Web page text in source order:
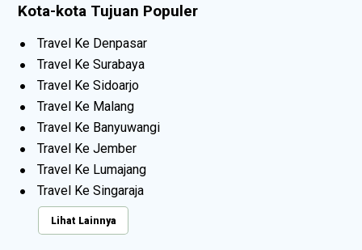
Kota-kota Tujuan Populer
Travel Ke Denpasar
Travel Ke Surabaya
Travel Ke Sidoarjo
Travel Ke Malang
Travel Ke Banyuwangi
Travel Ke Jember
Travel Ke Lumajang
Travel Ke Singaraja
Lihat Lainnya